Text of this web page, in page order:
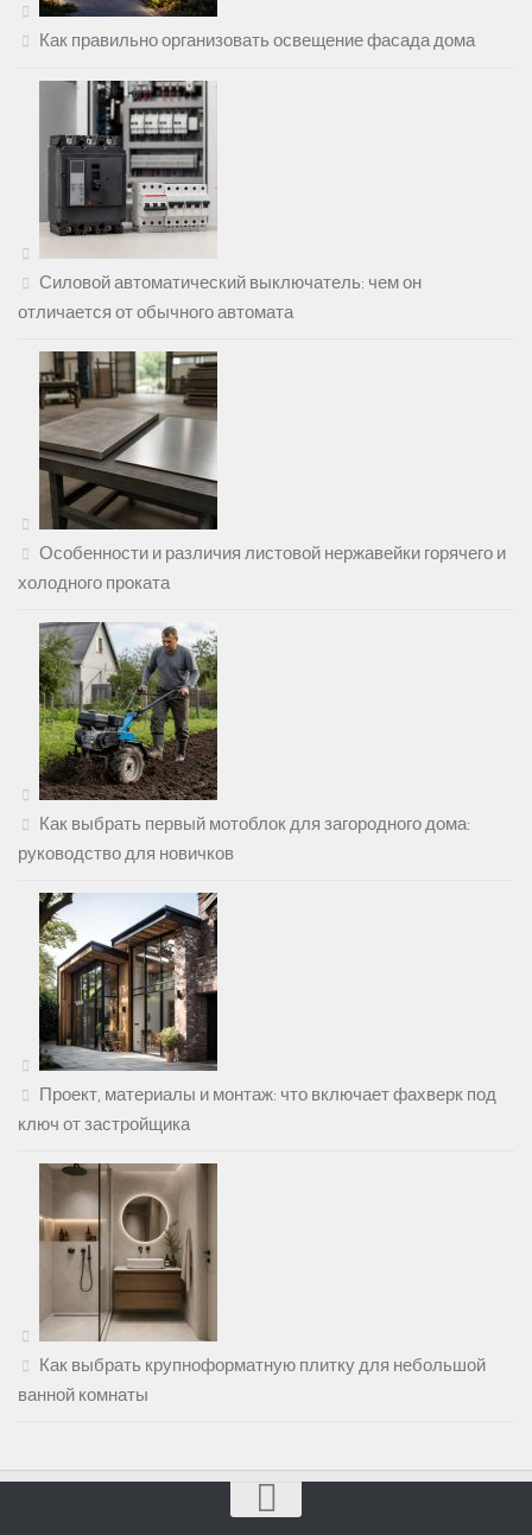
Как правильно организовать освещение фасада дома
Силовой автоматический выключатель: чем он
отличается от обычного автомата
Особенности и различия листовой нержавейки горячего и
холодного проката
Как выбрать первый мотоблок для загородного дома:
руководство для новичков
Проект, материалы и монтаж: что включает фахверк под
ключ от застройщика
Как выбрать крупноформатную плитку для небольшой
ванной комнаты